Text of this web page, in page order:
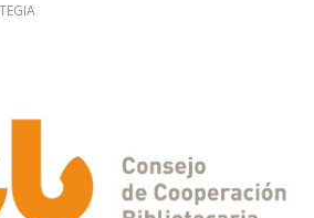
Duli Vélez, de la Junta de